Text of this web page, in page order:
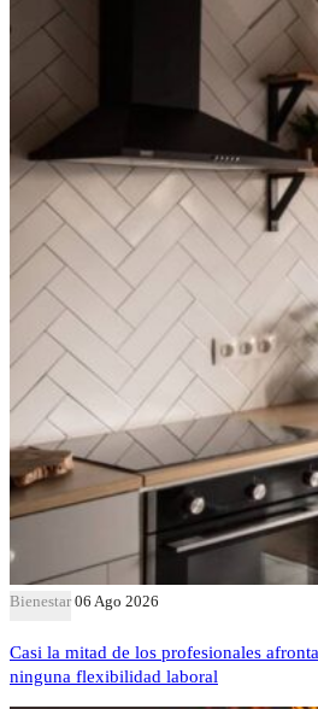
Bienestar 06 Ago 2026
Casi la mitad de los profesionales
ninguna flexibilidad laboral